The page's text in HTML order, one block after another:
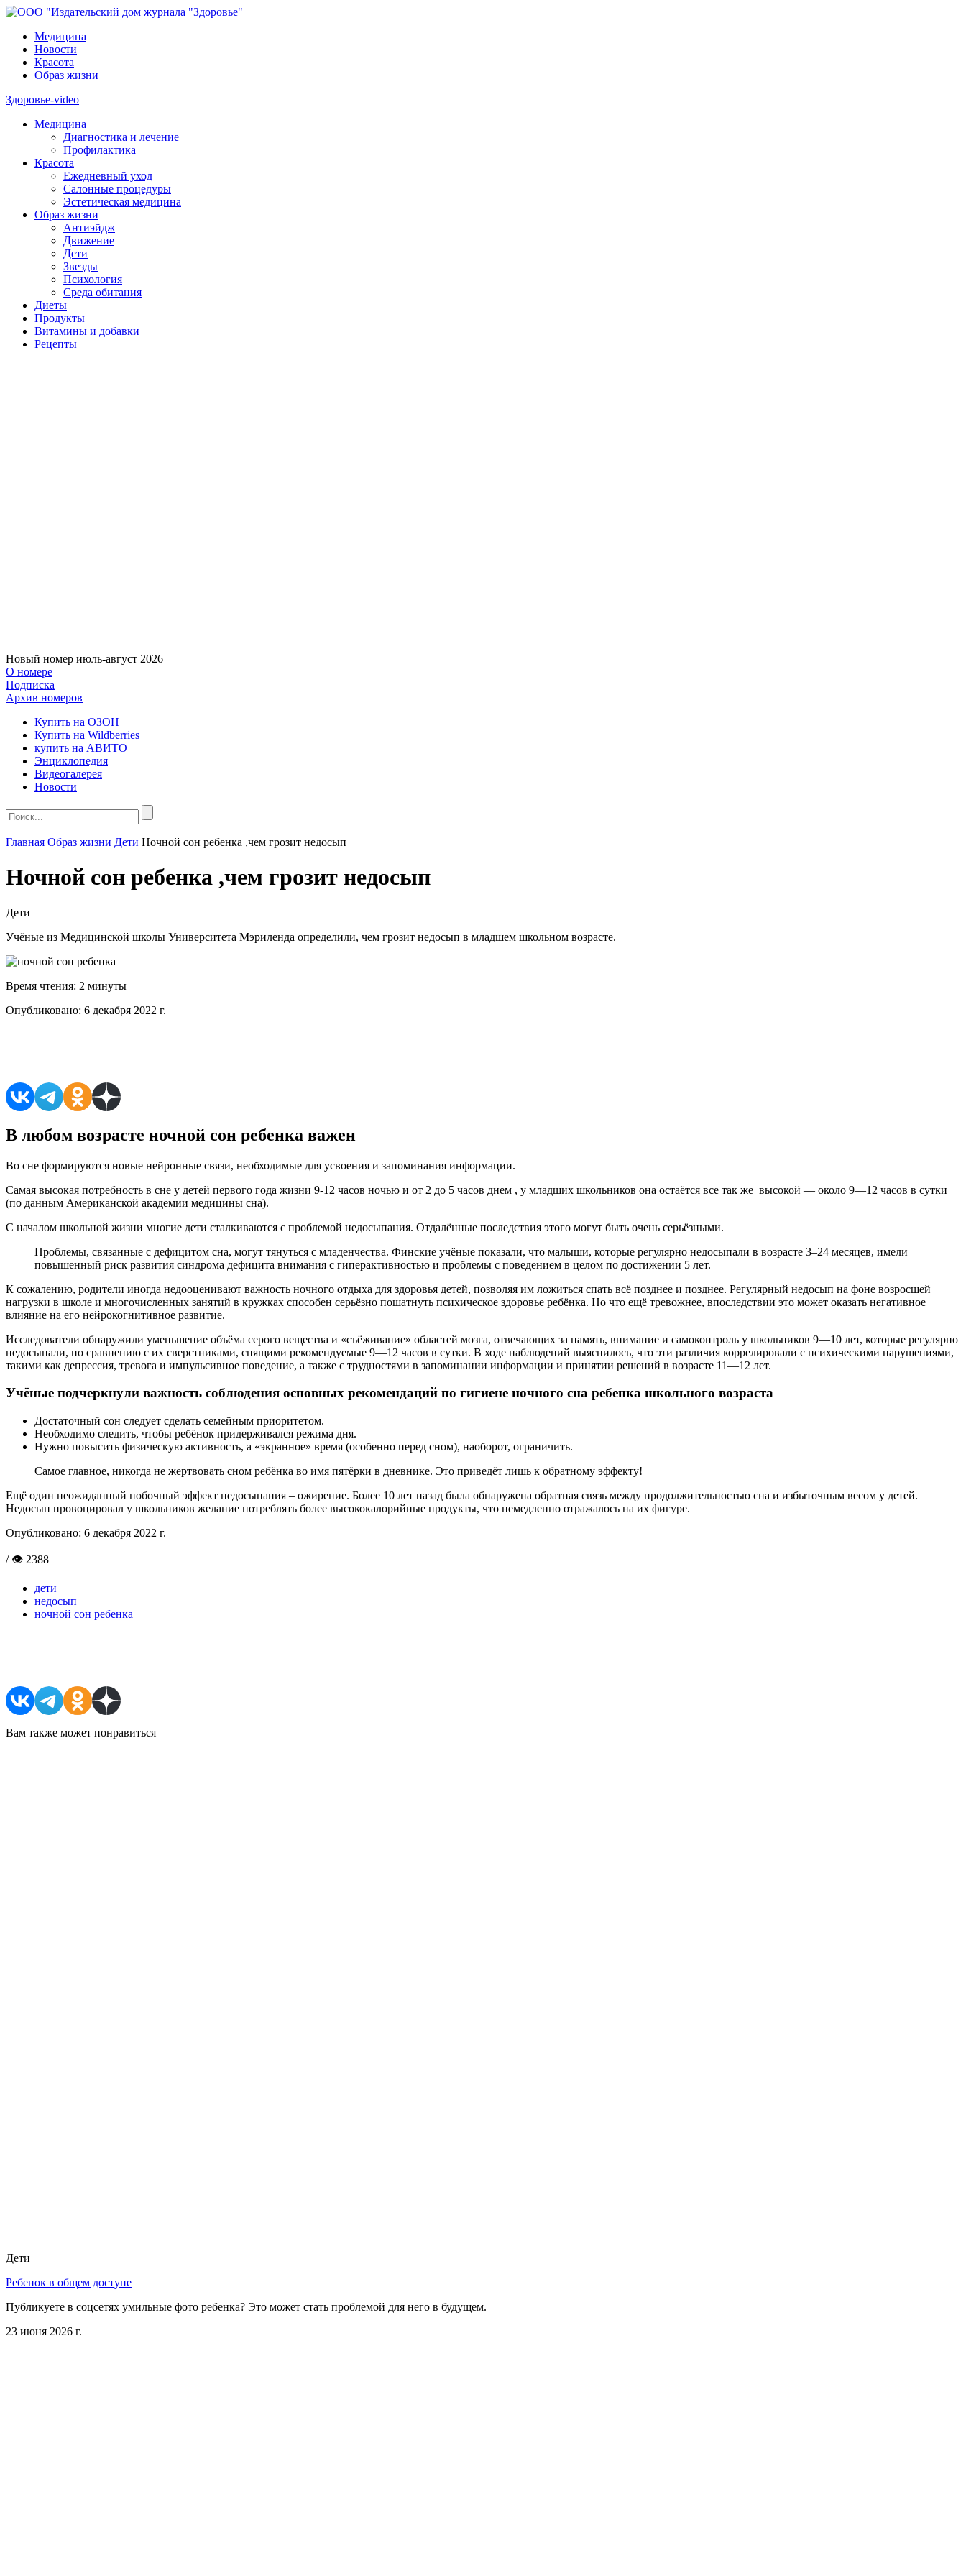
Медицина
Новости
Красота
Образ жизни
Здоровье-video
Медицина
Диагностика и лечение
Профилактика
Красота
Ежедневный уход
Салонные процедуры
Эстетическая медицина
Образ жизни
Антиэйдж
Движение
Дети
Звезды
Психология
Среда обитания
Диеты
Продукты
Витамины и добавки
Рецепты
Новый номер июль-август 2026
О номере
Подписка
Архив номеров
Купить на ОЗОН
Купить на Wildberries
купить на АВИТО
Энциклопедия
Видеогалерея
Новости
Главная Образ жизни Дети Ночной сон ребенка ,чем грозит недосып
Ночной сон ребенка ,чем грозит недосып
Дети
Учёные из Медицинской школы Университета Мэриленда определили, чем грозит недосып в младшем школьном возрасте.
Время чтения: 2 минуты
Опубликовано: 6 декабря 2022 г.
В любом возрасте ночной сон ребенка важен
Во сне формируются новые нейронные связи, необходимые для усвоения и запоминания информации.
Самая высокая потребность в сне у детей первого года жизни 9-12 часов ночью и от 2 до 5 часов днем , у младших школьников она остаётся все так же высокой — около 9—12 часов в сутки
(по данным Американской академии медицины сна).
С началом школьной жизни многие дети сталкиваются с проблемой недосыпания. Отдалённые последствия этого могут быть очень серьёзными.
Проблемы, связанные с дефицитом сна, могут тянуться с младенчества. Финские учёные показали, что малыши, которые регулярно недосыпали в возрасте 3–24 месяцев, имели
повышенный риск развития синдрома дефицита внимания с гиперактивностью и проблемы с поведением в целом по достижении 5 лет.
К сожалению, родители иногда недооценивают важность ночного отдыха для здоровья детей, позволяя им ложиться спать всё позднее и позднее. Регулярный недосып на фоне возросшей
нагрузки в школе и многочисленных занятий в кружках способен серьёзно пошатнуть психическое здоровье ребёнка. Но что ещё тревожнее, впоследствии это может оказать негативное
влияние на его нейрокогнитивное развитие.
Исследователи обнаружили уменьшение объёма серого вещества и «съёживание» областей мозга, отвечающих за память, внимание и самоконтроль у школьников 9—10 лет, которые регулярно
недосыпали, по сравнению с их сверстниками, спящими рекомендуемые 9—12 часов в сутки. В ходе наблюдений выяснилось, что эти различия коррелировали с психическими нарушениями,
такими как депрессия, тревога и импульсивное поведе­ние, а также с трудностя­ми в запоминании информации и принятии решений в возрасте 11—12 лет.
Учёные подчеркнули важность соблюдения основных рекомендаций по гигиене ночного сна ребенка школьного возраста
Достаточный сон следует сделать семейным приоритетом.
Необходимо следить, чтобы ребёнок придерживался режима дня.
Нужно повысить физическую активность, а «экранное» время (особенно перед сном), наоборот, ограничить.
Самое главное, никогда не жертвовать сном ребёнка во имя пятёрки в дневнике. Это приведёт лишь к обратному эффекту!
Ещё один неожиданный побочный эффект недосыпания – ожирение. Более 10 лет назад была обнаружена обратная связь между продолжительностью сна и избыточным весом у детей.
Недосып провоцировал у школьников желание потреблять более высококалорийные продукты, что немедленно отражалось на их фигуре.
Опубликовано: 6 декабря 2022 г.
/ 👁 2388
дети
недосып
ночной сон ребенка
Вам также может понравиться
Дети
Ребенок в общем доступе
Публикуете в соцсетях умильные фото ребенка? Это может стать проблемой для него в будущем.
23 июня 2026 г.